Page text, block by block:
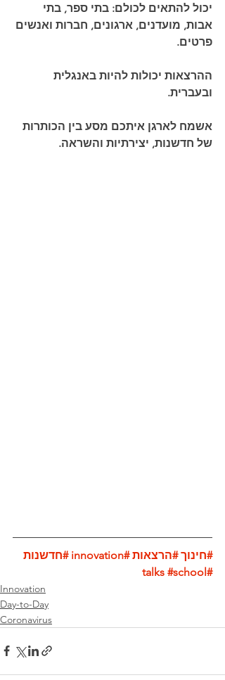
יכול להתאים לכולם: בתי ספר, בתי
אבות, מועדנים, ארגונים, חברות ואנשים
פרטים.
ההרצאות יכולות להיות באנגלית
ובעברית.
אשמח לארגן איתכם מסע בין הכותרות
של חדשנות, יצירתיות והשראה.
#חינוך #הרצאות #innovation
#חדשנות
#talks
#school
Innovation
Day-to-Day
Coronavirus